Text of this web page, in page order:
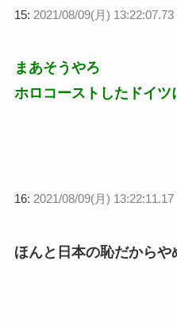
15: 2021/08/09(月)
まあそうやろ
ホロコーストしたドイ
16: 2021/08/09(月)
ほんと日本の恥だからや